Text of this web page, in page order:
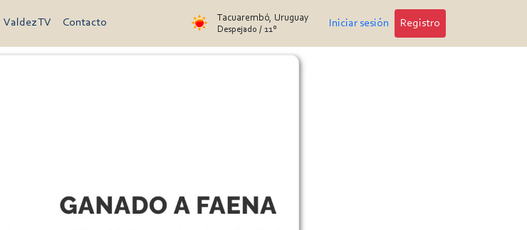
Valdez TV Contacto Tacuarembó, Uruguay
Despejado / 11° Iniciar sesión Registro